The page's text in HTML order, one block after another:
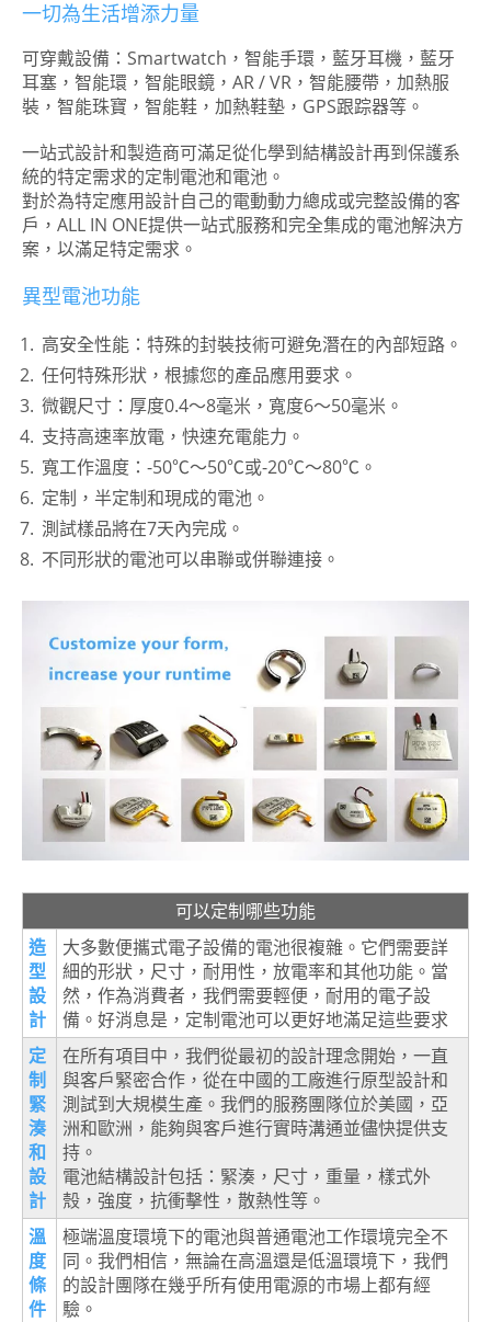
一切為生活增添力量
可穿戴設備：Smartwatch，智能手環，藍牙耳機，藍牙
耳塞，智能環，智能眼鏡，AR / VR，智能腰帶，加熱服
裝，智能珠寶，智能鞋，加熱鞋墊，GPS跟踪器等。
一站式設計和製造商可滿足從化學到結構設計再到保護系
統的特定需求的定制電池和電池。
對於為特定應用設計自己的電動動力總成或完整設備的客
戶，ALL IN ONE提供一站式服務和完全集成的電池解決方
案，以滿足特定需求。
異型電池功能
高安全性能：特殊的封裝技術可避免潛在的內部短路。
任何特殊形狀，根據您的產品應用要求。
微觀尺寸：厚度0.4〜8毫米，寬度6〜50毫米。
支持高速率放電，快速充電能力。
寬工作溫度：-50℃〜50℃或-20℃〜80℃。
定制，半定制和現成的電池。
測試樣品將在7天內完成。
不同形狀的電池可以串聯或併聯連接。
可以定制哪些功能
造
型
設
計
大多數便攜式電子設備的電池很複雜。它們需要詳
細的形狀，尺寸，耐用性，放電率和其他功能。當
然，作為消費者，我們需要輕便，耐用的電子設
備。好消息是，定制電池可以更好地滿足這些要求
定
制
緊
湊
和
設
計
在所有項目中，我們從最初的設計理念開始，一直
與客戶緊密合作，從在中國的工廠進行原型設計和
測試到大規模生產。我們的服務團隊位於美國，亞
洲和歐洲，能夠與客戶進行實時溝通並儘快提供支
持。
電池結構設計包括：緊湊，尺寸，重量，樣式外
殼，強度，抗衝擊性，散熱性等。
溫
度
條
件
極端溫度環境下的電池與普通電池工作環境完全不
同。我們相信，無論在高溫還是低溫環境下，我們
的設計團隊在幾乎所有使用電源的市場上都有經
驗。